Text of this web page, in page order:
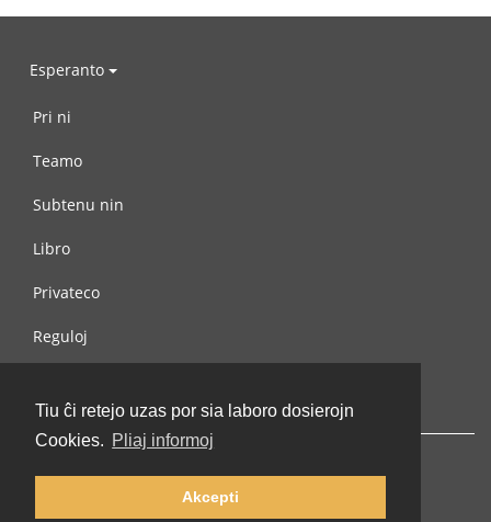
Tiu ĉi retejo uzas por sia laboro dosierojn
Cookies. Pliaj informoj
Akcepti
Esperanto
Pri ni
Teamo
Subtenu nin
Libro
Privateco
Reguloj